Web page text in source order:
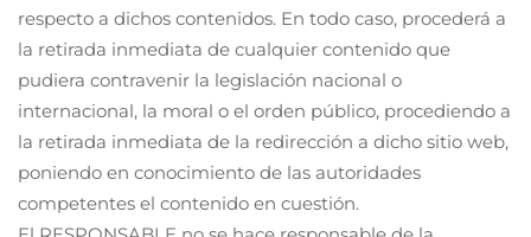
respecto a dichos contenidos. En todo caso, procederá a
la retirada inmediata de cualquier contenido que
pudiera contravenir la legislación nacional o
internacional, la moral o el orden público, procediendo a
la retirada inmediata de la redirección a dicho sitio web,
poniendo en conocimiento de las autoridades
competentes el contenido en cuestión.